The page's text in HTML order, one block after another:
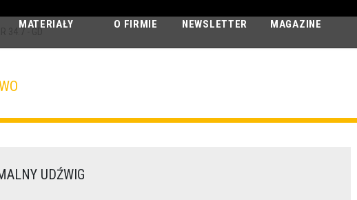
NEWSLETTER MAGAZINE
MATERIAŁY O FIRMIE
AGRI FARMER
UDŹWIG